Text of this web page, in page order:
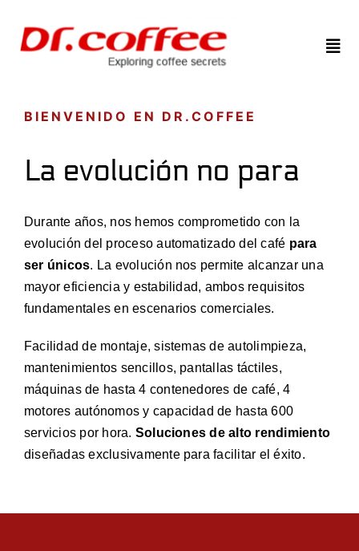
contenido
Home
Nosotros
Productos
iOT y Telemetría
BIENVENIDO EN DR.COFFEE
La evolución no para
Durante años, nos hemos comprometido con la
evolución del proceso automatizado del café para
ser únicos. La evolución nos permite alcanzar una
mayor eficiencia y estabilidad, ambos requisitos
fundamentales en escenarios comerciales.
Facilidad de montaje, sistemas de autolimpieza,
mantenimientos sencillos, pantallas táctiles,
máquinas de hasta 4 contenedores de café, 4
motores autónomos y capacidad de hasta 600
servicios por hora. Soluciones de alto rendimiento
diseñadas exclusivamente para facilitar el éxito.